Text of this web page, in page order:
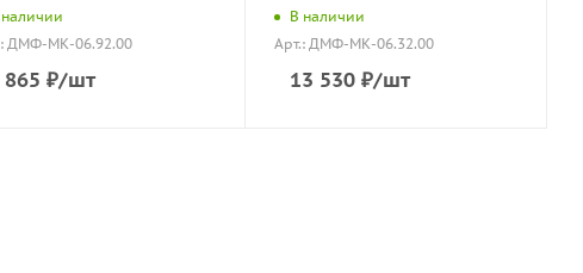
ДМФ-МК-06.92.00
865 ₽/шт
В наличии
Арт.: ДМФ-МК-06.32.00
13 530 ₽/шт